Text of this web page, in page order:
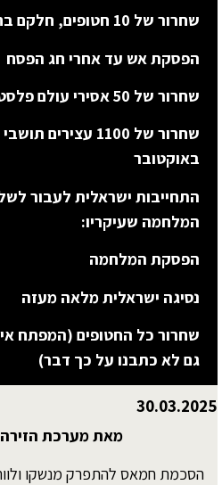
שחרור של 10 חטופים, חלקם בחיים
הפסקת אש עד אחרי חג הפסח
שחרור של 50 אסירי עולם פלסטינים
באוקטובר
התחייבות ישראלית לעבור
המלחמה שעיקריו:
הפסקת המלחמה
נסיגה ישראלית מלאה מעזה
שחרור כל החטופים (המפתח
גם לא כתבנו על כך דבר)
30.03.2025
מאת מערכת הזירה
הסכמת חמאס להתפרק מנשקו